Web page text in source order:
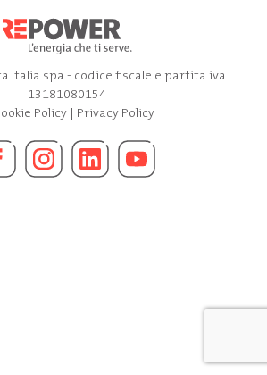
Italia spa - codice fiscale e partita iva
13181080154
Policy| Privacy Policy